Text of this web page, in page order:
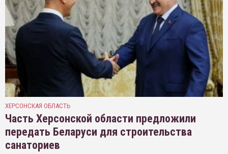
ХЕРСОНСКАЯ ОБЛАСТЬ
Часть Херсонской области предложили
передать Беларуси для строительства
санаториев